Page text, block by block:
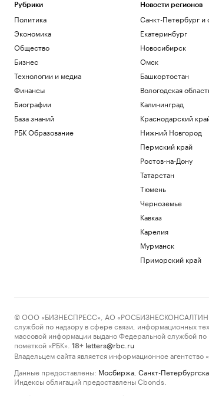
Рубрики
Политика
Экономика
Общество
Бизнес
Технологии и медиа
Финансы
Биографии
База знаний
РБК Образование
Новости регионов
Санкт-Петербург и
Екатеринбург
Новосибирск
Омск
Башкортостан
Вологодская
Калининград
Краснодарский
Нижний Новгород
Пермский край
Ростов-на-Дону
Татарстан
Тюмень
Черноземье
Кавказ
Карелия
Мурманск
Приморский край
© ООО «БИЗНЕСПРЕСС», АО «РОСБИЗНЕСКОНСАЛТИНГ»,
службой по надзору в сфере связи, информационных
массовой информации выдано Федеральной службой
пометкой «РБК».
18+ letters@rbc.ru
Владельцем сайта является информационное агентство
Данные предоставлены: Мосбиржа Санкт-
Индексы облигаций предоставлены Cbonds.